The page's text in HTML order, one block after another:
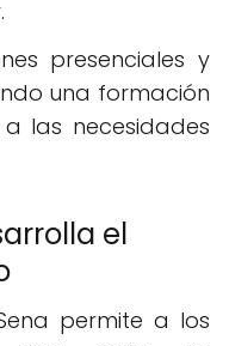
presenciales y
una formación
las necesidades
el
permite a los